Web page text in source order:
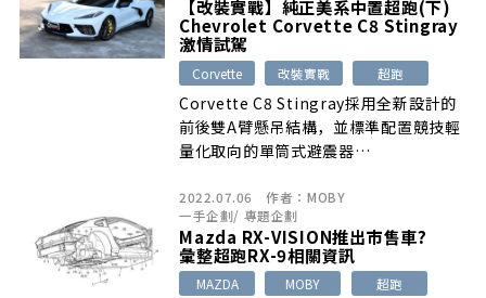
【改裝實戰】純正美系中置超跑(下)
Chevrolet Corvette C8 Stingray
激情試駕
Corvette 改裝實戰 超跑
Corvette C8 Stingray採用全新設計的
前後雙A臂懸吊結構，並標準配置競技輕
量化取向的單筒式避震器…
2022.07.06 作者： MOBY
一手企劃/ 專題企劃
Mazda RX-VISION推出市售車?
彙整超跑RX-9相關資訊
MAZDA MOBY
超跑